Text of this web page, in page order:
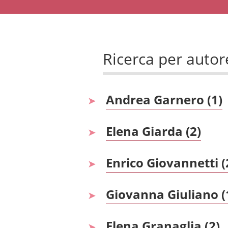
Ricerca per
Andrea Garnero (1)
Elena Giarda (2)
Enrico Giovannetti
Giovanna Giuliano